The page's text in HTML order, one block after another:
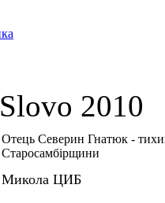
Slovo 2010
Отець Северин Гнатюк -
Старосамбірщини
Микола ЦИБ